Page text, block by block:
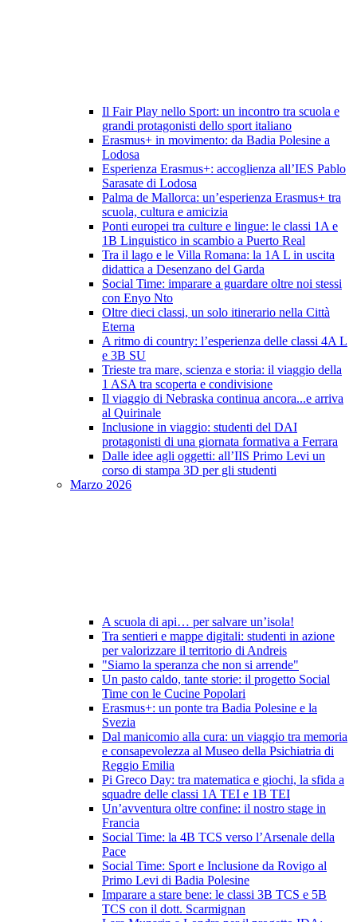
Il Fair Play nello Sport: un incontro tra scuola e
grandi protagonisti dello sport italiano
Erasmus+ in movimento: da Badia Polesine a
Lodosa
Esperienza Erasmus+: accoglienza all’IES Pablo
Sarasate di Lodosa
Palma de Mallorca: un’esperienza Erasmus+ tra
scuola, cultura e amicizia
Ponti europei tra culture e lingue: le classi 1A e
1B Linguistico in scambio a Puerto Real
Tra il lago e le Villa Romana: la 1A L in uscita
didattica a Desenzano del Garda
Social Time: imparare a guardare oltre noi stessi
con Enyo Nto
Oltre dieci classi, un solo itinerario nella Città
Eterna
A ritmo di country: l’esperienza delle classi 4A L
e 3B SU
Trieste tra mare, scienza e storia: il viaggio della
1 ASA tra scoperta e condivisione
Il viaggio di Nebraska continua ancora...e arriva
al Quirinale
Inclusione in viaggio: studenti del DAI
protagonisti di una giornata formativa a Ferrara
Dalle idee agli oggetti: all’IIS Primo Levi un
corso di stampa 3D per gli studenti
Marzo 2026
A scuola di api… per salvare un’isola!
Tra sentieri e mappe digitali: studenti in azione
per valorizzare il territorio di Andreis
"Siamo la speranza che non si arrende"
Un pasto caldo, tante storie: il progetto Social
Time con le Cucine Popolari
Erasmus+: un ponte tra Badia Polesine e la
Svezia
Dal manicomio alla cura: un viaggio tra memoria
e consapevolezza al Museo della Psichiatria di
Reggio Emilia
Pi Greco Day: tra matematica e giochi, la sfida a
squadre delle classi 1A TEI e 1B TEI
Un’avventura oltre confine: il nostro stage in
Francia
Social Time: la 4B TCS verso l’Arsenale della
Pace
Social Time: Sport e Inclusione da Rovigo al
Primo Levi di Badia Polesine
Imparare a stare bene: le classi 3B TCS e 5B
TCS con il dott. Scarmignan